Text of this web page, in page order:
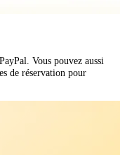
Vous pouvez aussi
de réservation pour